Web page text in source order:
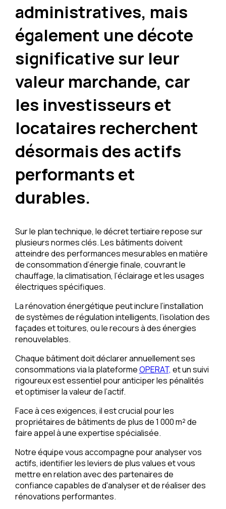
administratives, mais
également une décote
significative sur leur
valeur marchande, car
les investisseurs et
locataires recherchent
désormais des actifs
performants et
durables.
Sur le plan technique, le décret tertiaire repose sur
plusieurs normes clés. Les bâtiments doivent
atteindre des performances mesurables en matière
de consommation d’énergie finale, couvrant le
chauffage, la climatisation, l’éclairage et les usages
électriques spécifiques.
La rénovation énergétique peut inclure l’installation
de systèmes de régulation intelligents, l’isolation des
façades et toitures, ou le recours à des énergies
renouvelables.
Chaque bâtiment doit déclarer annuellement ses
consommations via la plateformeOPERAT, et un suivi
rigoureux est essentiel pour anticiper les pénalités
et optimiser la valeur de l’actif.
Face à ces exigences, il est crucial pour les
propriétaires de bâtiments de plus de 1 000 m² de
faire appel à une expertise spécialisée.
Notre équipe vous accompagne pour analyser vos
actifs, identifier les leviers de plus values et vous
mettre en relation avec des partenaires de
confiance capables de d'analyser et de réaliser des
rénovations performantes.